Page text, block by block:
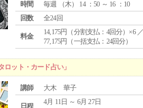
時間
毎週 （木） 14 ：50 ～ 16 ：10
回数
全24回
料金
14,175円（分割支払：4回分）×6
77,175円（一括支払：24回分）
ロット・カード占い」
講師 大木 華子
日程
4月 11日 ～ 6月 27日